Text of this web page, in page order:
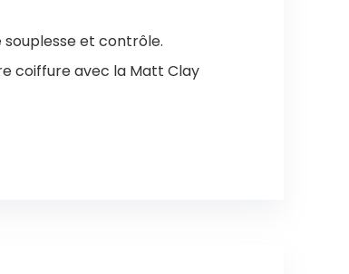
et contrôle.
coiffure avec la Matt Clay